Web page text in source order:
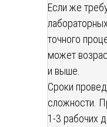
Если же
точного
может
и выше.
Сроки
сложности.
1-3 рабочих